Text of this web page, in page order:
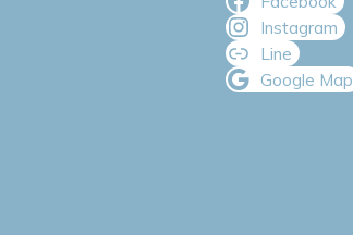
Instagram
Line
Google Map